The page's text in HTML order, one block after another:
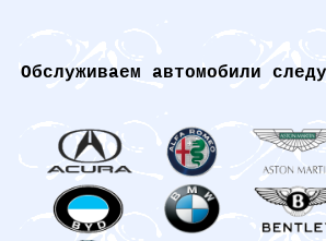
Обслуживаем автомобили